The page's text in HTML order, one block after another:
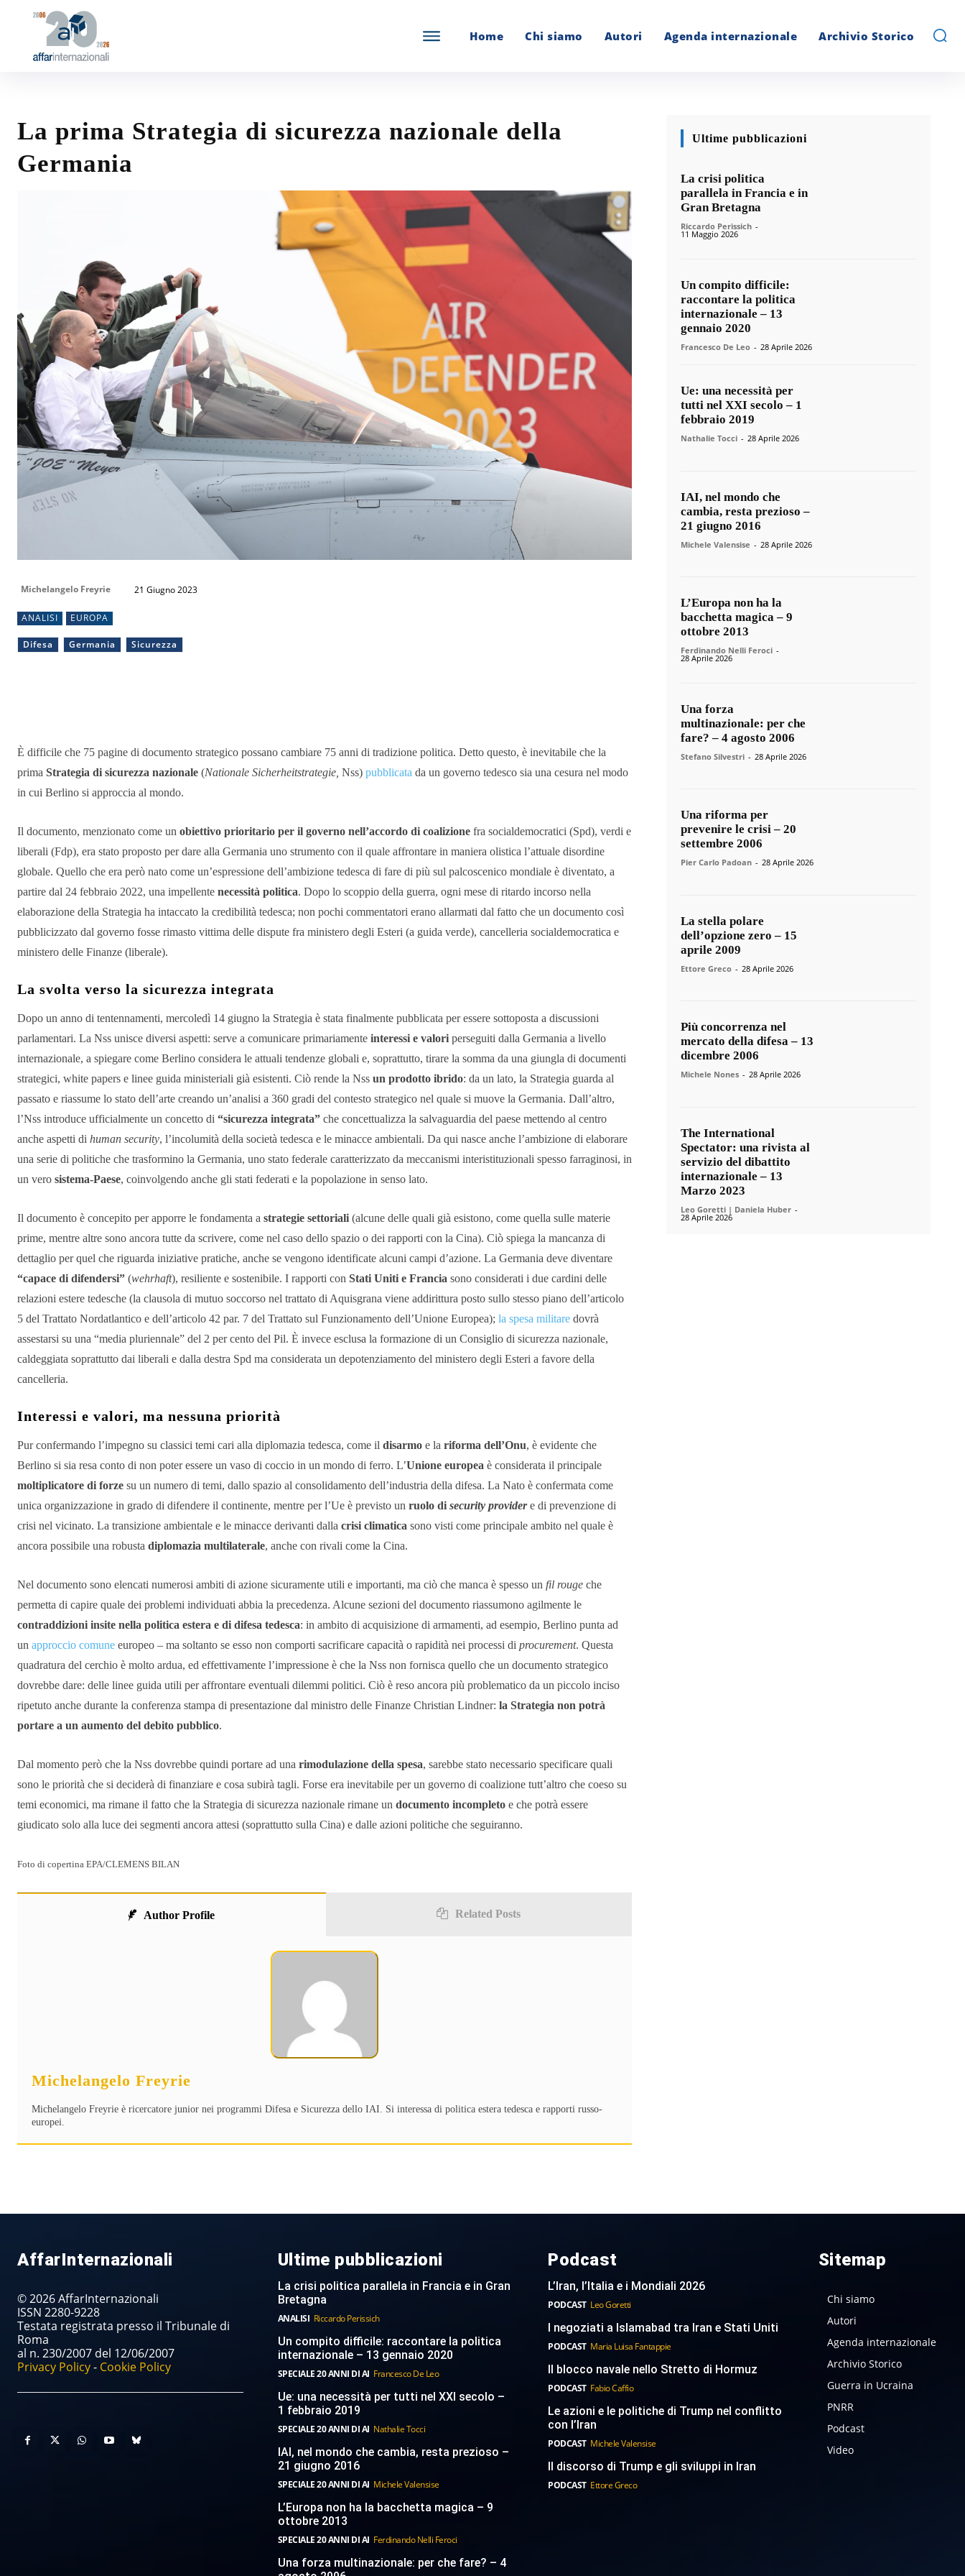
Home Chi siamo Autori Agenda internazionale Archivio Storico
La prima Strategia di sicurezza nazionale della
Germania
Michelangelo Freyrie 21 Giugno 2023
ANALISI EUROPA
Difesa Germania Sicurezza
È difficile che 75 pagine di documento strategico possano cambiare 75 anni di tradizione politica. Detto questo, è inevitabile che la
prima Strategia di sicurezza nazionale (Nationale Sicherheitstrategie, Nss) pubblicata da un governo tedesco sia una cesura nel modo
in cui Berlino si approccia al mondo.
Il documento, menzionato come un obiettivo prioritario per il governo nell’accordo di coalizione fra socialdemocratici (Spd), verdi e
liberali (Fdp), era stato proposto per dare alla Germania uno strumento con il quale affrontare in maniera olistica l’attuale disordine
globale. Quello che era però nato come un’espressione dell’ambizione tedesca di fare di più sul palcoscenico mondiale è diventato, a
partire dal 24 febbraio 2022, una impellente necessità politica. Dopo lo scoppio della guerra, ogni mese di ritardo incorso nella
elaborazione della Strategia ha intaccato la credibilità tedesca; non pochi commentatori erano allarmati dal fatto che un documento così
pubblicizzato dal governo fosse rimasto vittima delle dispute fra ministero degli Esteri (a guida verde), cancelleria socialdemocratica e
ministero delle Finanze (liberale).
La svolta verso la sicurezza integrata
Dopo un anno di tentennamenti, mercoledì 14 giugno la Strategia è stata finalmente pubblicata per essere sottoposta a discussioni
parlamentari. La Nss unisce diversi aspetti: serve a comunicare primariamente interessi e valori perseguiti dalla Germania a livello
internazionale, a spiegare come Berlino considera le attuali tendenze globali e, soprattutto, tirare la somma da una giungla di documenti
strategici, white papers e linee guida ministeriali già esistenti. Ciò rende la Nss un prodotto ibrido: da un lato, la Strategia guarda al
passato e riassume lo stato dell’arte creando un’analisi a 360 gradi del contesto strategico nel quale si muove la Germania. Dall’altro,
l’Nss introduce ufficialmente un concetto di “sicurezza integrata” che concettualizza la salvaguardia del paese mettendo al centro
anche aspetti di human security, l’incolumità della società tedesca e le minacce ambientali. Da qui nasce anche l’ambizione di elaborare
una serie di politiche che trasformino la Germania, uno stato federale caratterizzato da meccanismi interistituzionali spesso farraginosi, in
un vero sistema-Paese, coinvolgendo anche gli stati federati e la popolazione in senso lato.
Il documento è concepito per apporre le fondamenta a strategie settoriali (alcune delle quali già esistono, come quella sulle materie
prime, mentre altre sono ancora tutte da scrivere, come nel caso dello spazio o dei rapporti con la Cina). Ciò spiega la mancanza di
dettaglio per quel che riguarda iniziative pratiche, anche se vengono identificate alcuni campi d’azione. La Germania deve diventare
“capace di difendersi” (wehrhaft), resiliente e sostenibile. I rapporti con Stati Uniti e Francia sono considerati i due cardini delle
relazioni estere tedesche (la clausola di mutuo soccorso nel trattato di Aquisgrana viene addirittura posto sullo stesso piano dell’articolo
5 del Trattato Nordatlantico e dell’articolo 42 par. 7 del Trattato sul Funzionamento dell’Unione Europea); la spesa militare dovrà
assestarsi su una “media pluriennale” del 2 per cento del Pil. È invece esclusa la formazione di un Consiglio di sicurezza nazionale,
caldeggiata soprattutto dai liberali e dalla destra Spd ma considerata un depotenziamento del ministero degli Esteri a favore della
cancelleria.
Interessi e valori, ma nessuna priorità
Pur confermando l’impegno su classici temi cari alla diplomazia tedesca, come il disarmo e la riforma dell’Onu, è evidente che
Berlino si sia resa conto di non poter essere un vaso di coccio in un mondo di ferro. L’Unione europea è considerata il principale
moltiplicatore di forze su un numero di temi, dallo spazio al consolidamento dell’industria della difesa. La Nato è confermata come
unica organizzazione in grado di difendere il continente, mentre per l’Ue è previsto un ruolo di security providere di prevenzione di
crisi nel vicinato. La transizione ambientale e le minacce derivanti dalla crisi climatica sono visti come principale ambito nel quale è
ancora possibile una robusta diplomazia multilaterale, anche con rivali come la Cina.
Nel documento sono elencati numerosi ambiti di azione sicuramente utili e importanti, ma ciò che manca è spesso un fil rouge che
permetta di capire quale dei problemi individuati abbia la precedenza. Alcune sezioni del documento riassumono agilmente le
contraddizioni insite nella politica estera e di difesa tedesca: in ambito di acquisizione di armamenti, ad esempio, Berlino punta ad
un approccio comune europeo – ma soltanto se esso non comporti sacrificare capacità o rapidità nei processi di procurement. Questa
quadratura del cerchio è molto ardua, ed effettivamente l’impressione è che la Nss non fornisca quello che un documento strategico
dovrebbe dare: delle linee guida utili per affrontare eventuali dilemmi politici. Ciò è reso ancora più problematico da un piccolo inciso
ripetuto anche durante la conferenza stampa di presentazione dal ministro delle Finanze Christian Lindner: la Strategia non potrà
portare a un aumento del debito pubblico.
Dal momento però che la Nss dovrebbe quindi portare ad una rimodulazione della spesa, sarebbe stato necessario specificare quali
sono le priorità che si deciderà di finanziare e cosa subirà tagli. Forse era inevitabile per un governo di coalizione tutt’altro che coeso su
temi economici, ma rimane il fatto che la Strategia di sicurezza nazionale rimane un documento incompleto e che potrà essere
giudicato solo alla luce dei segmenti ancora attesi (soprattutto sulla Cina) e dalle azioni politiche che seguiranno.
Foto di copertina EPA/CLEMENS BILAN
Author Profile Related Posts
Michelangelo Freyrie
Michelangelo Freyrie è ricercatore junior nei programmi Difesa e Sicurezza dello IAI. Si interessa di politica estera tedesca e rapporti russo-
europei.
Ultime pubblicazioni
La crisi politica
parallela in Francia e in
Gran Bretagna
Riccardo Perissich -
11 Maggio 2026
Un compito difficile:
raccontare la politica
internazionale – 13
gennaio 2020
Francesco De Leo - 28 Aprile 2026
Ue: una necessità per
tutti nel XXI secolo – 1
febbraio 2019
Nathalie Tocci - 28 Aprile 2026
IAI, nel mondo che
cambia, resta prezioso –
21 giugno 2016
Michele Valensise - 28 Aprile 2026
L’Europa non ha la
bacchetta magica – 9
ottobre 2013
Ferdinando Nelli Feroci -
28 Aprile 2026
Una forza
multinazionale: per che
fare? – 4 agosto 2006
Stefano Silvestri - 28 Aprile 2026
Una riforma per
prevenire le crisi – 20
settembre 2006
Pier Carlo Padoan - 28 Aprile 2026
La stella polare
dell’opzione zero – 15
aprile 2009
Ettore Greco - 28 Aprile 2026
Più concorrenza nel
mercato della difesa – 13
dicembre 2006
Michele Nones - 28 Aprile 2026
The International
Spectator: una rivista al
servizio del dibattito
internazionale – 13
Marzo 2023
Leo Goretti | Daniela Huber -
28 Aprile 2026
AffarInternazionali
© 2026 AffarInternazionali
ISSN 2280-9228
Testata registrata presso il Tribunale di
Roma
al n. 230/2007 del 12/06/2007
Privacy Policy- Cookie Policy
Ultime pubblicazioni
La crisi politica parallela in Francia e in Gran
Bretagna
ANALISI Riccardo Perissich
Un compito difficile: raccontare la politica
internazionale – 13 gennaio 2020
SPECIALE 20 ANNI DI AI Francesco De Leo
Ue: una necessità per tutti nel XXI secolo –
1 febbraio 2019
SPECIALE 20 ANNI DI AI Nathalie Tocci
IAI, nel mondo che cambia, resta prezioso –
21 giugno 2016
SPECIALE 20 ANNI DI AI Michele Valensise
L’Europa non ha la bacchetta magica – 9
ottobre 2013
SPECIALE 20 ANNI DI AI Ferdinando Nelli Feroci
Una forza multinazionale: per che fare? – 4
Podcast
L’Iran, l’Italia e i Mondiali 2026
PODCAST Leo Goretti
I negoziati a Islamabad tra Iran e Stati Uniti
PODCAST Maria Luisa Fantappie
Il blocco navale nello Stretto di Hormuz
PODCAST Fabio Caffio
Le azioni e le politiche di Trump nel conflitto
con l’Iran
PODCAST Michele Valensise
Il discorso di Trump e gli sviluppi in Iran
PODCAST Ettore Greco
Sitemap
Chi siamo
Autori
Agenda internazionale
Archivio Storico
Guerra in Ucraina
PNRR
Podcast
Video